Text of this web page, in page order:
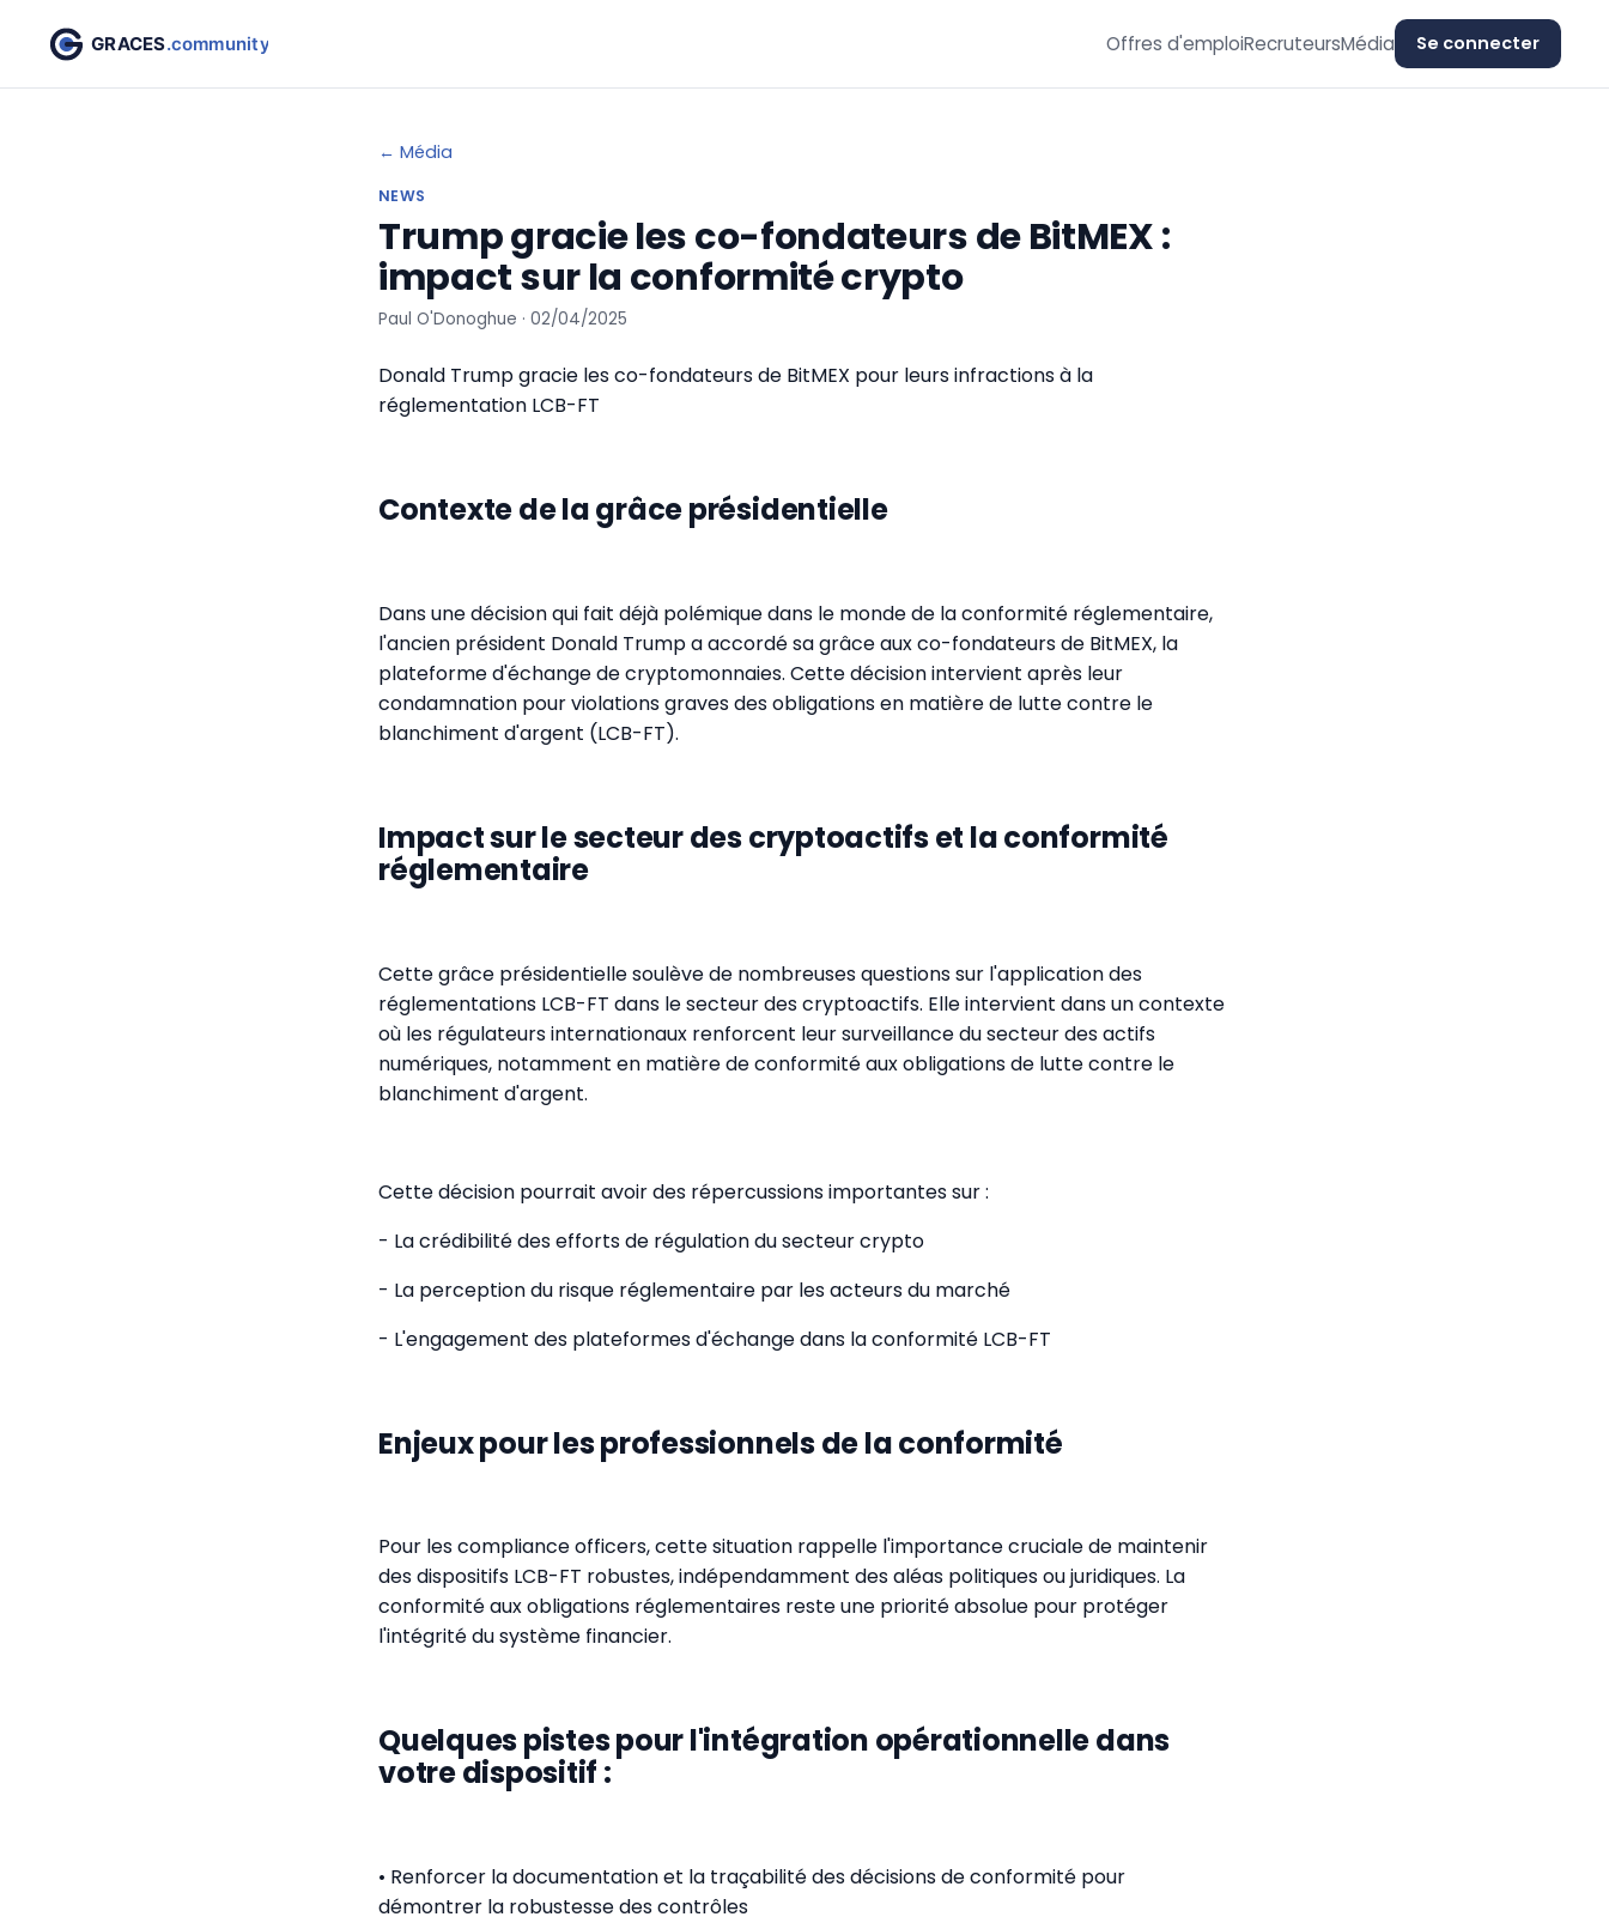
Offres d'emploiRecruteursMédia Se connecter
← Média
NEWS
Trump gracie les co-fondateurs de BitMEX :
impact sur la conformité crypto
Paul O'Donoghue · 02/04/2025
Donald Trump gracie les co-fondateurs de BitMEX pour leurs infractions à la
réglementation LCB-FT
Contexte de la grâce présidentielle
Dans une décision qui fait déjà polémique dans le monde de la conformité réglementaire,
l'ancien président Donald Trump a accordé sa grâce aux co-fondateurs de BitMEX, la
plateforme d'échange de cryptomonnaies. Cette décision intervient après leur
condamnation pour violations graves des obligations en matière de lutte contre le
blanchiment d'argent (LCB-FT).
Impact sur le secteur des cryptoactifs et la conformité
réglementaire
Cette grâce présidentielle soulève de nombreuses questions sur l'application des
réglementations LCB-FT dans le secteur des cryptoactifs. Elle intervient dans un contexte
où les régulateurs internationaux renforcent leur surveillance du secteur des actifs
numériques, notamment en matière de conformité aux obligations de lutte contre le
blanchiment d'argent.
Cette décision pourrait avoir des répercussions importantes sur :
- La crédibilité des efforts de régulation du secteur crypto
- La perception du risque réglementaire par les acteurs du marché
- L'engagement des plateformes d'échange dans la conformité LCB-FT
Enjeux pour les professionnels de la conformité
Pour les compliance officers, cette situation rappelle l'importance cruciale de maintenir
des dispositifs LCB-FT robustes, indépendamment des aléas politiques ou juridiques. La
conformité aux obligations réglementaires reste une priorité absolue pour protéger
l'intégrité du système financier.
Quelques pistes pour l'intégration opérationnelle dans
votre dispositif :
• Renforcer la documentation et la traçabilité des décisions de conformité pour
démontrer la robustesse des contrôles